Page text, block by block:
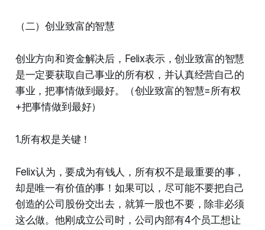
（二）创业致富的智慧
创业方向和资金解决后，Felix表示，创业致富的智慧
是一定要获取自己事业的所有权，并认真经营自己的
事业，把事情做到最好。（创业致富的智慧=所有权
+把事情做到最好）
1.所有权是关键！
Felix认为，要成为有钱人，所有权不是最重要的事，
却是唯一有价值的事！如果可以，尽可能不要把自己
创造的公司股份交出去，就算一股也不要，除非必须
这么做。他刚成立公司时，公司内部有4个员工想让